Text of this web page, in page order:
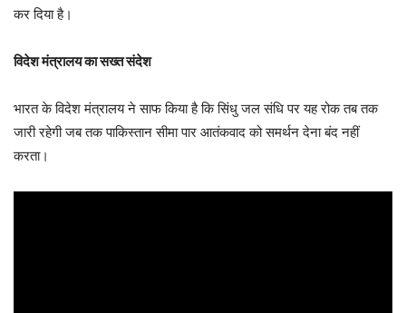
कर दिया है।
विदेश मंत्रालय का सख्त संदेश
भारत के विदेश मंत्रालय ने साफ किया है कि सिंधु जल संधि पर यह रोक तब तक
जारी रहेगी जब तक पाकिस्तान सीमा पार आतंकवाद को समर्थन देना बंद नहीं
करता।